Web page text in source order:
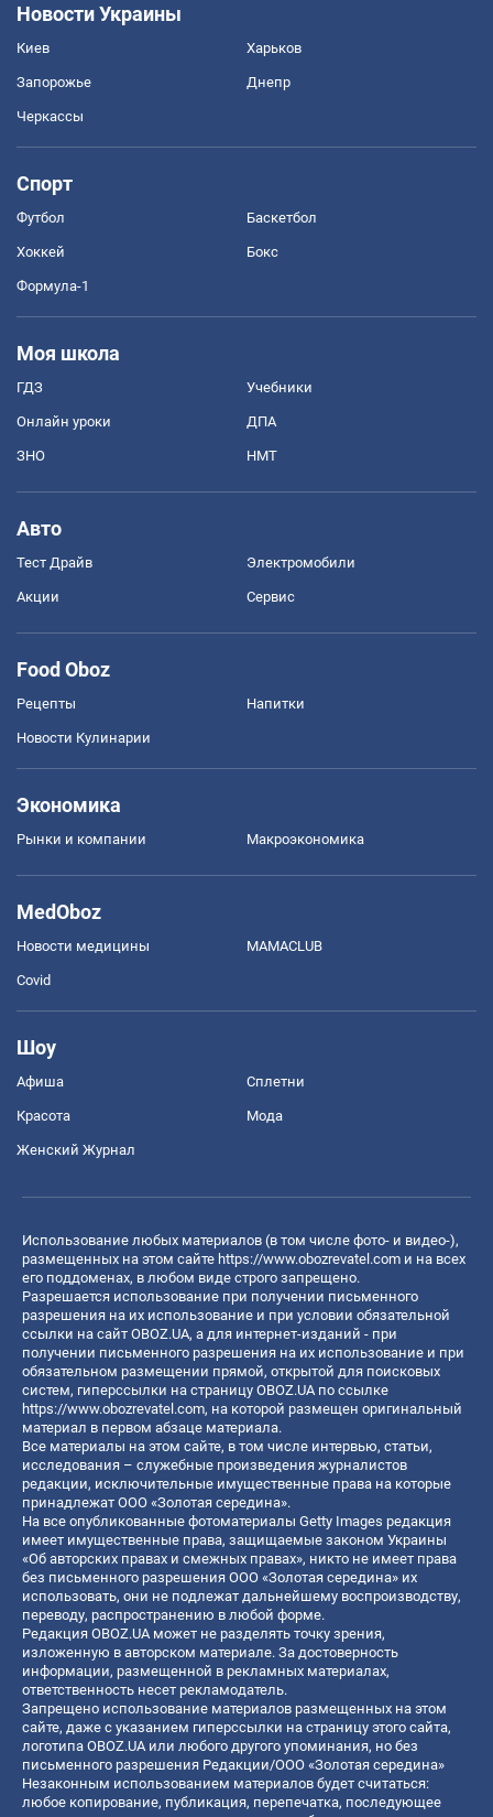
Новости Украины
Киев Харьков
Запорожье Днепр
Черкассы
Спорт
Футбол Баскетбол
Хоккей Бокс
Формула-1
Моя школа
ГДЗ Учебники
Онлайн уроки ДПА
ЗНО НМТ
Авто
Тест Драйв Электромобили
Акции Сервис
Food Oboz
Рецепты Напитки
Новости Кулинарии
Экономика
Рынки и компании Mакроэкономика
MedOboz
Новости медицины MAMACLUB
Covid
Шоу
Афиша Сплетни
Красота Мода
Женский Журнал
Использование любых материалов (в том числе фото- и видео-),
размещенных на этом сайте https://www.obozrevatel.com и на всех
его поддоменах, в любом виде строго запрещено.
Разрешается использование при получении письменного
разрешения на их использование и при условии обязательной
ссылки на сайт OBOZ.UA, а для интернет-изданий - при
получении письменного разрешения на их использование и при
обязательном размещении прямой, открытой для поисковых
систем, гиперссылки на страницу OBOZ.UA по ссылке
https://www.obozrevatel.com, на которой размещен оригинальный
материал в первом абзаце материала.
Все материалы на этом сайте, в том числе интервью, статьи,
исследования – служебные произведения журналистов
редакции, исключительные имущественные права на которые
принадлежат ООО «Золотая середина».
На все опубликованные фотоматериалы Getty Images редакция
имеет имущественные права, защищаемые законом Украины
«Об авторских правах и смежных правах», никто не имеет права
без письменного разрешения ООО «Золотая середина» их
использовать, они не подлежат дальнейшему воспроизводству,
переводу, распространению в любой форме.
Редакция OBOZ.UA может не разделять точку зрения,
изложенную в авторском материале. За достоверность
информации, размещенной в рекламных материалах,
ответственность несет рекламодатель.
Запрещено использование материалов размещенных на этом
сайте, даже с указанием гиперссылки на страницу этого сайта,
логотипа OBOZ.UA или любого другого упоминания, но без
письменного разрешения Редакции/ООО «Золотая середина»
Незаконным использованием материалов будет считаться:
любое копирование, публикация, перепечатка, последующее